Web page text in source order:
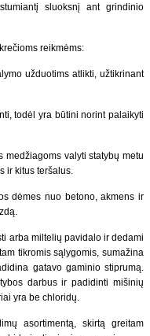
sluoksnį ant grindinio
reikmėms:
užduotims atlikti, užtikrinant
todėl yra būtini norint palaikyti
valyti statybų metu
ir kitus teršalus.
dėmes nuo betono, akmens ir
arba miltelių pavidalo ir dedami
tikromis sąlygomis, sumažina
gatavo gaminio stiprumą.
darbus ir padidinti mišinių
yra be chloridų.
asortimentą, skirtą greitam